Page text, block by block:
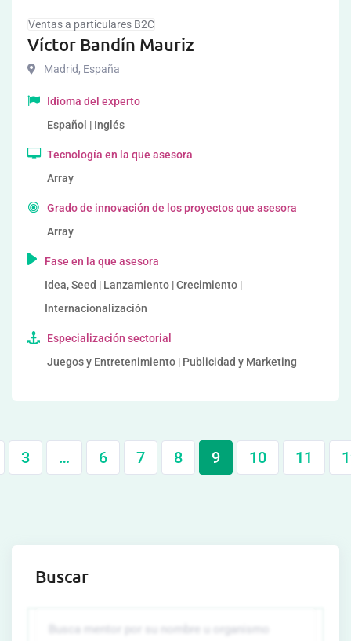
Ventas a particulares B2C
Víctor Bandín Mauriz
Madrid, España
Idioma del experto
Español | Inglés
Tecnología en la que asesora
Array
Grado de innovación de los proyectos que asesora
Array
Fase en la que asesora
Idea, Seed | Lanzamiento | Crecimiento |
Internacionalización
Especialización sectorial
Juegos y Entretenimiento | Publicidad y Marketing
3 … 6 7 8 9 10 11
Buscar